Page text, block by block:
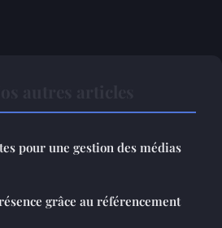
pour une gestion des médias
grâce au référencement